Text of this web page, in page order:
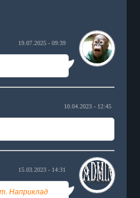
19.07.2025 - 09:39
10.04.2023 - 12:45
15.03.2023 - 14:31
Наприклад